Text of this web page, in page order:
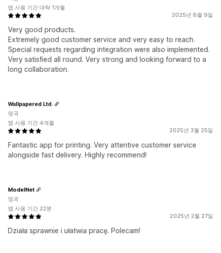
2025년 8월 9일
Very good products.
Extremely good customer service and very easy to reach.
Special requests regarding integration were also implemented.
Very satisfied all round. Very strong and looking forward to a
long collaboration.
앱 사용 기간 대략 1개월
2025년 3월 25일
Fantastic app for printing. Very attentive customer service
alongside fast delivery. Highly recommend!
Wallpapered Ltd.
영국
앱 사용 기간 4개월
2025년 2월 27일
Działa sprawnie i ułatwia pracę. Polecam!
ModelNet
영국
앱 사용 기간 22분